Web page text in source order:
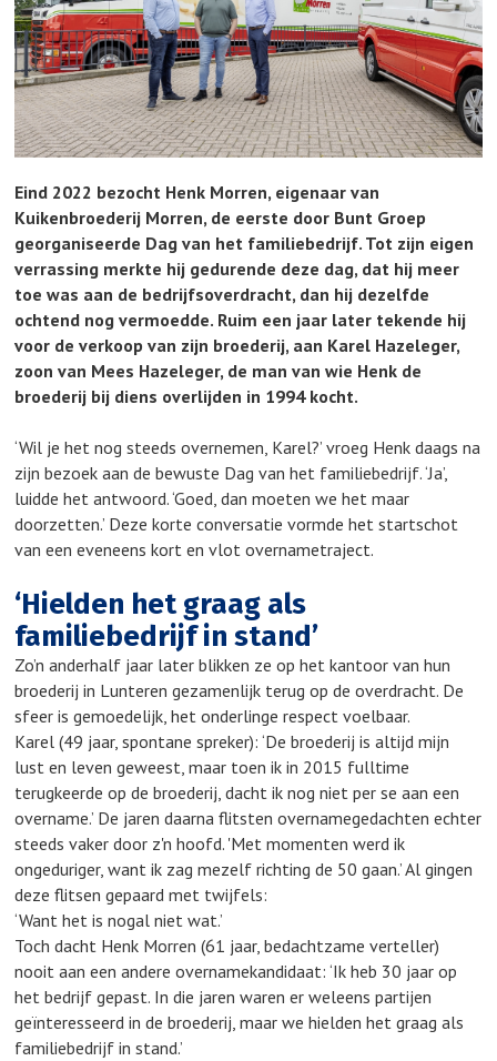
Eind 2022 bezocht Henk Morren, eigenaar van
Kuikenbroederij Morren, de eerste door Bunt Groep
georganiseerde Dag van het familiebedrijf. Tot zijn eigen
verrassing merkte hij gedurende deze dag, dat hij meer
toe was aan de bedrijfsoverdracht, dan hij dezelfde
ochtend nog vermoedde. Ruim een jaar later tekende hij
voor de verkoop van zijn broederij, aan Karel Hazeleger,
zoon van Mees Hazeleger, de man van wie Henk de
broederij bij diens overlijden in 1994 kocht.
‘Wil je het nog steeds overnemen, Karel?’ vroeg Henk daags na
zijn bezoek aan de bewuste Dag van het familiebedrijf. ‘Ja’,
luidde het antwoord. ‘Goed, dan moeten we het maar
doorzetten.’ Deze korte conversatie vormde het startschot
van een eveneens kort en vlot overnametraject.
‘Hielden het graag als
familiebedrijf in stand’
Zo’n anderhalf jaar later blikken ze op het kantoor van hun
broederij in Lunteren gezamenlijk terug op de overdracht. De
sfeer is gemoedelijk, het onderlinge respect voelbaar.
Karel (49 jaar, spontane spreker): ‘De broederij is altijd mijn
lust en leven geweest, maar toen ik in 2015 fulltime
terugkeerde op de broederij, dacht ik nog niet per se aan een
overname.’ De jaren daarna flitsten overnamegedachten echter
steeds vaker door z'n hoofd. 'Met momenten werd ik
ongeduriger, want ik zag mezelf richting de 50 gaan.’ Al gingen
deze flitsen gepaard met twijfels:
‘Want het is nogal niet wat.’
Toch dacht Henk Morren (61 jaar, bedachtzame verteller)
nooit aan een andere overnamekandidaat: ‘Ik heb 30 jaar op
het bedrijf gepast. In die jaren waren er weleens partijen
geïnteresseerd in de broederij, maar we hielden het graag als
familiebedrijf in stand.’